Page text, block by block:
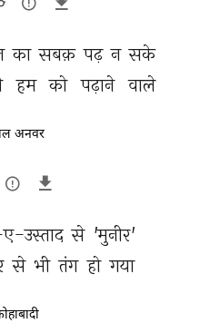
का सबक़ पढ़ न सके
हम को पढ़ाने वाले
अनवर
उस्ताद से 'मुनीर'
से भी तंग हो गया